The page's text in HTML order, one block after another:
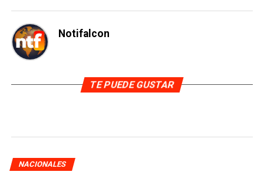
Notifalcon
TE PUEDE GUSTAR
NACIONALES